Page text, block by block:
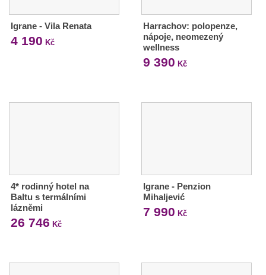
Igrane - Vila Renata
4 190 Kč
Harrachov: polopenze,
nápoje, neomezený
wellness
9 390 Kč
4* rodinný hotel na
Baltu s termálními
lázněmi
26 746 Kč
Igrane - Penzion
Mihaljević
7 990 Kč